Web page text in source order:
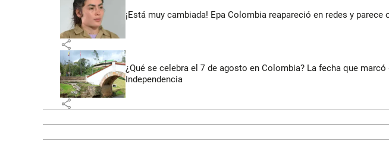
¡Está muy cambiada! Epa Colombia reapareció en redes y parece
share
¿Qué se celebra el 7 de agosto en Colombia? La fecha que
Independencia
share